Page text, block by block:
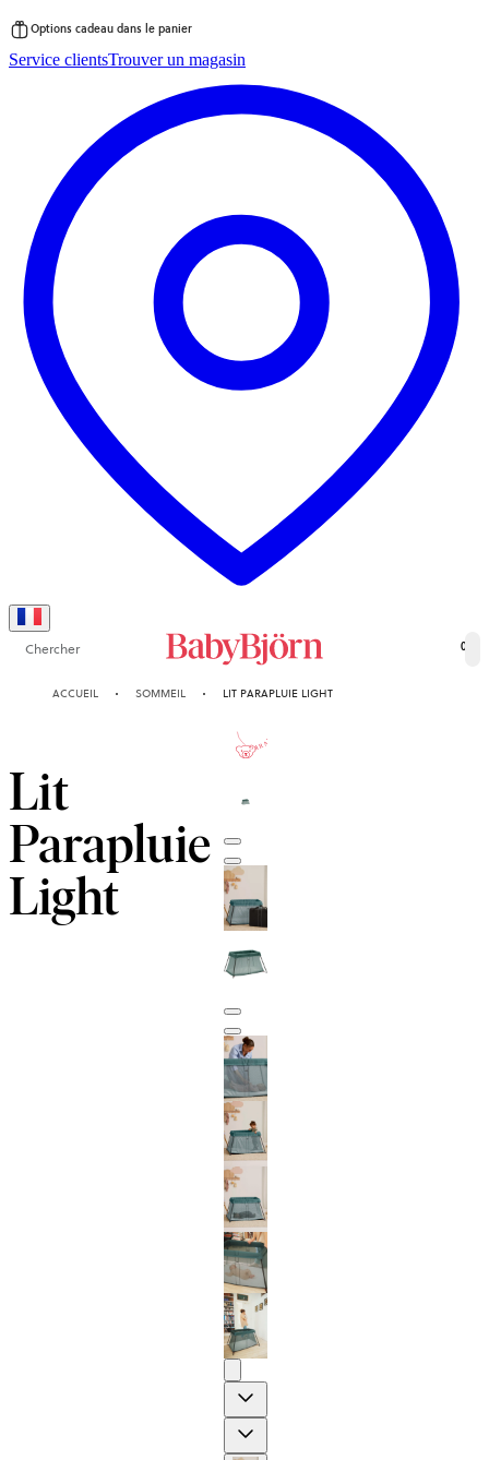
au
Options cadeau dans le panier
Service clientsTrouver un magasin
Chercher 0
ACCUEIL SOMMEIL LIT PARAPLUIE LIGHT
Lit
Parapluie
Light
GARANTIE